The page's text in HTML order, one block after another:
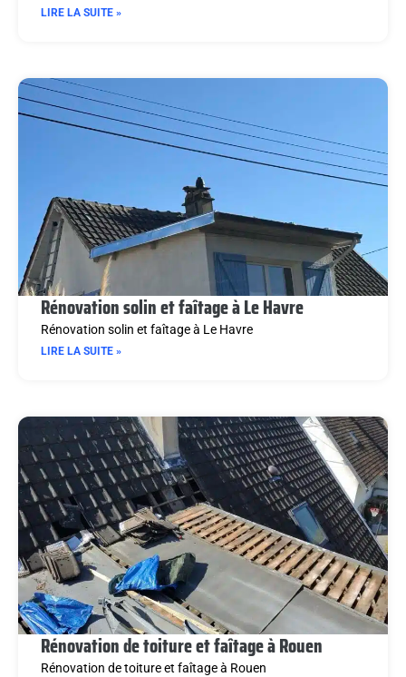
LIRE LA SUITE »
Rénovation solin et faîtage à Le Havre
Rénovation solin et faîtage à Le Havre
LIRE LA SUITE »
Rénovation de toiture et faîtage à Rouen
Rénovation de toiture et faîtage à Rouen